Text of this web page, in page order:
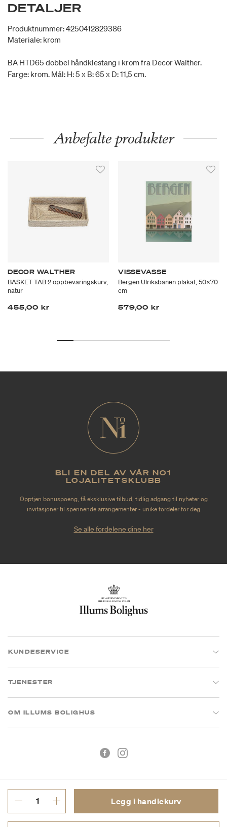
Legg i handlekurv
DETALJER
Produktnummer: 4250412829386
Materiale: krom
BA HTD65 dobbel håndklestang i krom fra Decor Walther.
Farge: krom. Mål: H: 5 x B: 65 x D: 11,5 cm.
Anbefalte produkter
DECOR WALTHER
BASKET TAB 2 oppbevaringskurv,
natur
455,00 kr
VISSEVASSE
Bergen Ulriksbanen plakat, 50x70
cm
579,00 kr
BLI EN DEL AV VÅR NO1
LOJALITETSKLUBB
Opptjen bonuspoeng, få eksklusive tilbud, tidlig adgang til nyheter og
invitasjoner til spennende arrangementer - unike fordeler for deg
Se alle fordelene dine her
KUNDESERVICE
TJENESTER
OM ILLUMS BOLIGHUS